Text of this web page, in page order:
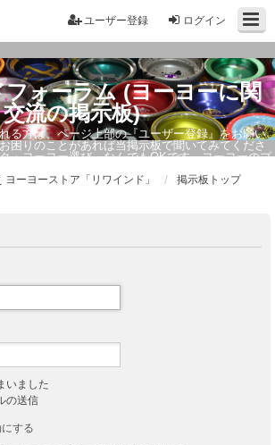
ログイン
ユーザー登録
ォーラム (ヨーヨーに関
流の掲示板)
る方は、ページ上部の『ユーザー登録』をお願い
困りのことがあれば当掲示板で聞いてみてくださ
・ヨーヨー選び、なんでもOKです。ヨーヨーのプ
ーヨーストア「リワインド」 掲示板トップ
いました
の送信
する